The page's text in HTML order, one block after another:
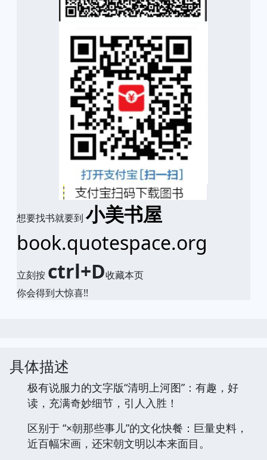
想要找书就要到 小美书屋
book.quotespace.org
立刻按 ctrl+D收藏本页
你会得到大惊喜!!
具体描述
极有说服力的文字版“清明上河图”：有趣，好
读，充满奇妙细节，引人入胜！
区别于 “×朝那些事儿”的文化快餐：巨量史料，
近百幅宋画，还宋朝文明以本来面目。